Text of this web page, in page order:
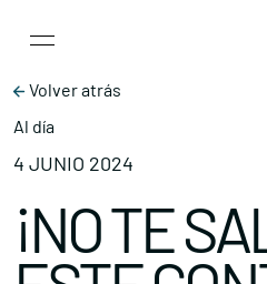
Main
Volver atrás
Al día
4 JUNIO 2024
¡NO TE